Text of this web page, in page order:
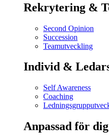
Rekrytering &
Second Opinion
Succession
Teamutveckling
Individ &
Self Awareness
Coaching
Anpassad för dig